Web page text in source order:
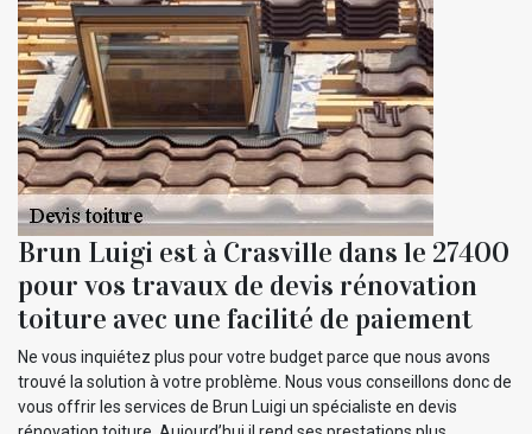
Brun Luigi est à Crasville dans le 27400
pour vos travaux de devis rénovation
toiture avec une facilité de paiement
Ne vous inquiétez plus pour votre budget parce que nous avons
trouvé la solution à votre problème. Nous vous conseillons donc de
vous offrir les services de Brun Luigi un spécialiste en devis